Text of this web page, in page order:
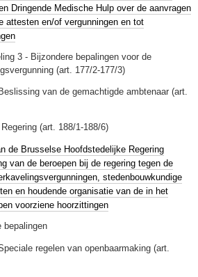
Dringende Medische Hulp over de aanvragen
attesten en/of vergunningen en tot
3 - Bijzondere bepalingen voor de
(art. 177/2-177/3)
van de gemachtigde ambtenaar (art.
(art. 188/1-188/6)
de Brusselse Hoofdstedelijke Regering
van de beroepen bij de regering tegen de
stedenbouwkundige
en houdende organisatie van de in het
voorziene hoorzittingen
bepalingen
regelen van openbaarmaking (art.